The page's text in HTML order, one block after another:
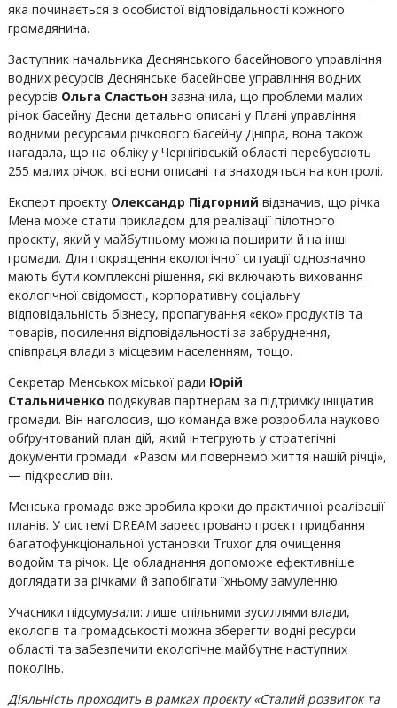
яка починається з особистої відповідальності кожного
громадянина.
Заступник начальника Деснянського басейнового управління
водних ресурсів Деснянське басейнове управління водних
ресурсів Ольга Сластьонзазначила, що проблеми малих
річок басейну Десни детально описані у Плані управління
водними ресурсами річкового басейну Дніпра, вона також
нагадала, що на обліку у Чернігівській області перебувають
255 малих річок, всі вони описані та знаходяться на контролі.
Експерт проєкту Олександр Підгорний відзначив, що річка
Мена може стати прикладом для реалізації пілотного
проєкту, який у майбутньому можна поширити й на інші
громади. Для покращення екологічної ситуації однозначно
мають бути комплексні рішення, які включають виховання
екологічної свідомості, корпоративну соціальну
відповідальність бізнесу, пропагування «еко» продуктів та
товарів, посилення відповідальності за забруднення,
співпраця влади з місцевим населенням, тощо.
Секретар Менськох міської ради Юрій
Стальниченко подякував партнерам за підтримку ініціатив
громади. Він наголосив, що команда вже розробила науково
обґрунтований план дій, який інтегрують у стратегічні
документи громади. «Разом ми повернемо життя нашій річці»,
— підкреслив він.
Менська громада вже зробила кроки до практичної реалізації
планів. У системі DREAM зареєстровано проєкт придбання
багатофункціональної установки Truxor для очищення
водойм та річок. Це обладнання допоможе ефективніше
доглядати за річками й запобігати їхньому замуленню.
Учасники підсумували: лише спільними зусиллями влади,
екологів та громадськості можна зберегти водні ресурси
області та забезпечити екологічне майбутнє наступних
поколінь.
Діяльність проходить в рамках проєкту «Сталий розвиток та